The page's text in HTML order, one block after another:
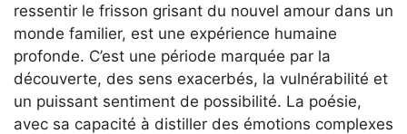
ressentir le frisson grisant du nouvel amour dans un
monde familier, est une expérience humaine
profonde. C’est une période marquée par la
découverte, des sens exacerbés, la vulnérabilité et
un puissant sentiment de possibilité. La poésie,
avec sa capacité à distiller des émotions complexes